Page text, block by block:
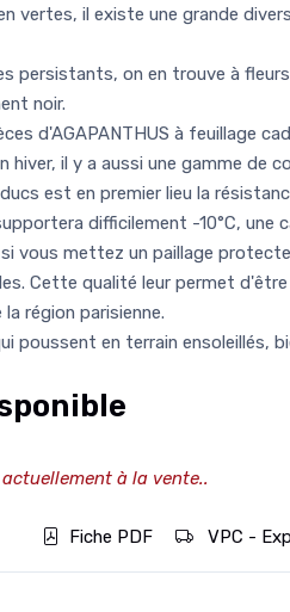
vertes, il existe une grande
persistants, on en trouve à
noir.
d'AGAPANTHUS à feuillage
il y a aussi une gamme de
est en premier lieu la
difficilement -10°C, une
vous mettez un paillage
Cette qualité leur permet d'être
région parisienne.
poussent en terrain ensoleillés,
à la vente..
Fiche PDF VPC -